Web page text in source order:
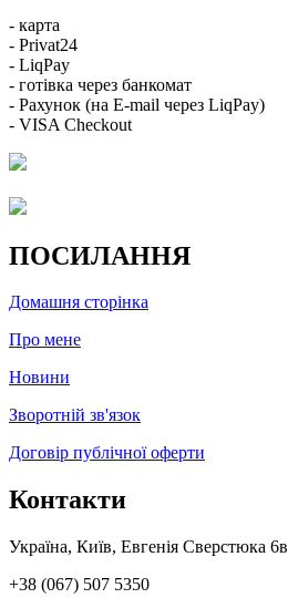
- карта
- Privat24
- LiqPay
- готівка через банкомат
- Рахунок (на E-mail через LiqPay)
- VISA Checkout
ПОСИЛАННЯ
Домашня сторінка
Про мене
Новини
Зворотній зв'язок
Договір публічної оферти
Контакти
Україна, Київ, Евгенія Сверстюка 6в
+38 (067) 507 5350